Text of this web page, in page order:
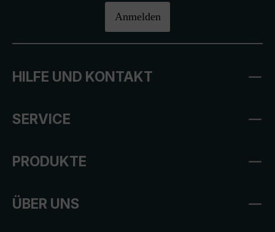
Anmelden
HILFE UND KONTAKT
SERVICE
PRODUKTE
ÜBER UNS